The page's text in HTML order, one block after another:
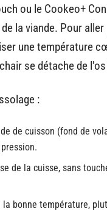
ou le Cookeo+
la viande. Pour aller
une température
se détache de
:
de cuisson (fond de
de la cuisse, sans
bonne température,